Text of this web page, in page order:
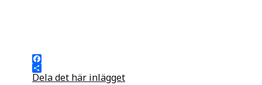
Facebook
Dela det här inlägget